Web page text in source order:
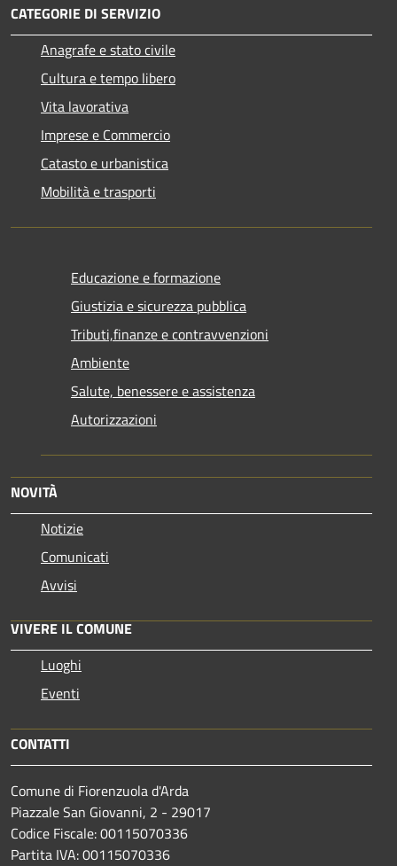
CATEGORIE DI SERVIZIO
Anagrafe e stato civile
Cultura e tempo libero
Vita lavorativa
Imprese e Commercio
Catasto e urbanistica
Mobilità e trasporti
Educazione e formazione
Giustizia e sicurezza pubblica
Tributi,finanze e contravvenzioni
Ambiente
Salute, benessere e assistenza
Autorizzazioni
NOVITÀ
Notizie
Comunicati
Avvisi
VIVERE IL COMUNE
Luoghi
Eventi
CONTATTI
Comune di Fiorenzuola d'Arda
Piazzale San Giovanni, 2 - 29017
Codice Fiscale: 00115070336
Partita IVA: 00115070336